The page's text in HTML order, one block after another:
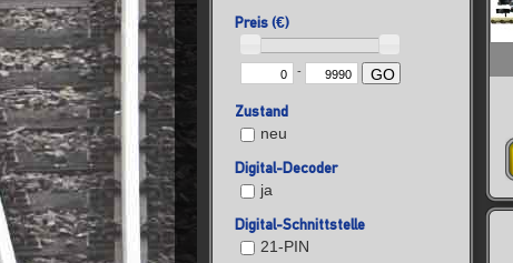
Preis (€)
- GO
Zustand
neu
Digital-Decoder
ja
Digital-Schnittstelle
21-PIN